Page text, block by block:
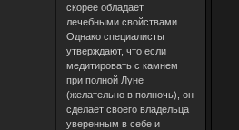
скорее обладает
лечебными свойствами.
Однако специалисты
утверждают, что если
медитировать с камнем
при полной Луне
(желательно в полночь), он
сделает своего владельца
уверенным в себе и